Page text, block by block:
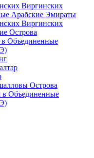
Виргинских
Арабские Эмираты
Виргинских
Острова
в Объединенные
Острова
в Объединенные